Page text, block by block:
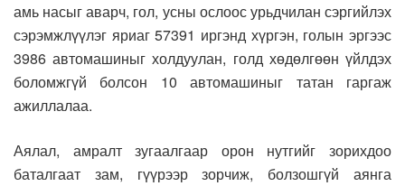
амь насыг аварч, гол, усны ослоос урьдчилан сэргийлэх
сэрэмжлүүлэг яриаг 57391 иргэнд хүргэн, голын эргээс
3986 автомашиныг холдуулан, голд хөдөлгөөн үйлдэх
боломжгүй болсон 10 автомашиныг татан гаргаж
ажиллалаа.
Аялал, амралт зугаалгаар орон нутгийг зорихдоо
баталгаат зам, гүүрээр зорчиж, болзошгүй аянга